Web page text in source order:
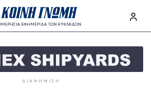
ΕΦΗΜΕΡΙΔΑ ΤΩΝ ΚΥΚΛΑΔΩΝ
ΔΙΑΦΉΜΙΣΗ